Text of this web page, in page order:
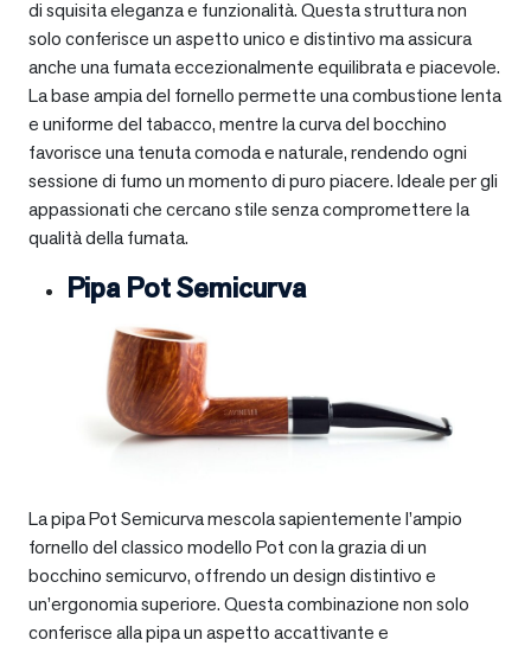
di squisita eleganza e funzionalità. Questa struttura non
solo conferisce un aspetto unico e distintivo ma assicura
anche una fumata eccezionalmente equilibrata e piacevole.
La base ampia del fornello permette una combustione lenta
e uniforme del tabacco, mentre la curva del bocchino
favorisce una tenuta comoda e naturale, rendendo ogni
sessione di fumo un momento di puro piacere. Ideale per gli
appassionati che cercano stile senza compromettere la
qualità della fumata.
Pipa Pot Semicurva
La pipa Pot Semicurva mescola sapientemente l’ampio
fornello del classico modello Pot con la grazia di un
bocchino semicurvo, offrendo un design distintivo e
un’ergonomia superiore. Questa combinazione non solo
conferisce alla pipa un aspetto accattivante e